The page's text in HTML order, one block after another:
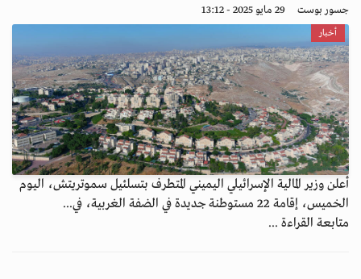
جسور بوست 29 مايو 2025 - 13:12
أخبار
أعلن وزير المالية الإسرائيلي اليميني المتطرف بتسلئيل سموتريتش، اليوم
الخميس، إقامة 22 مستوطنة جديدة في الضفة الغربية، في...
متابعة القراءة ...